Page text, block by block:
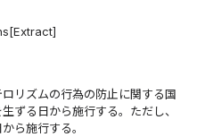
リズムの行為の防止に関する国
ずる日から施行する。ただし、
ら施行する。